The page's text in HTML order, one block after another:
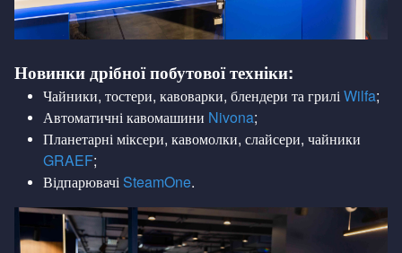
Новинки дрібної побутової техніки:
Чайники, тостери, кавоварки, блендери та грилі Wilfa;
Автоматичні кавомашини Nivona;
Планетарні міксери, кавомолки, слайсери, чайники
GRAEF;
Відпарювачі SteamOne.